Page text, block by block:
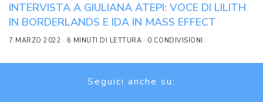
INTERVISTA A GIULIANA ATEPI: VOCE DI LILITH
IN BORDERLANDS E IDA IN MASS EFFECT
7 MARZO 2022 6 MINUTI DI LETTURA 0 CONDIVISIONI
Seguici anche su: